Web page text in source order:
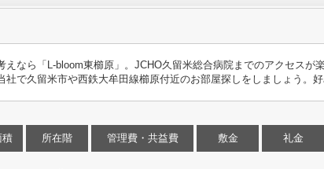
なら「L-bloom東櫛原」。JCHO久留米総合病院までのアクセスが
で久留米市や西鉄大牟田線櫛原付近のお部屋探しをしましょう。
積 所在階 管理費・共益費 敷金 礼金